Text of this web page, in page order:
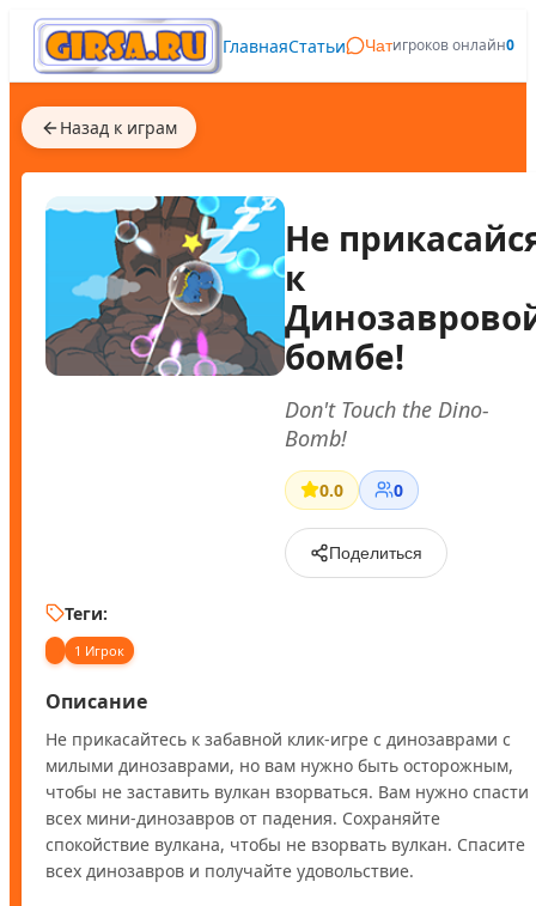
ГлавнаяСтатьи Чатигроков онлайн0
Назад к играм
Не
к
бомбе!
Don't Touch the Dino-
Bomb!
0.0 0
Поделиться
Теги:
1 Игрок
Описание
Не прикасайтесь к забавной клик-игре с динозаврами с
милыми динозаврами, но вам нужно быть осторожным,
чтобы не заставить вулкан взорваться. Вам нужно спасти
всех мини-динозавров от падения. Сохраняйте
спокойствие вулкана, чтобы не взорвать вулкан. Спасите
всех динозавров и получайте удовольствие.